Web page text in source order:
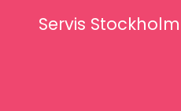
Servis